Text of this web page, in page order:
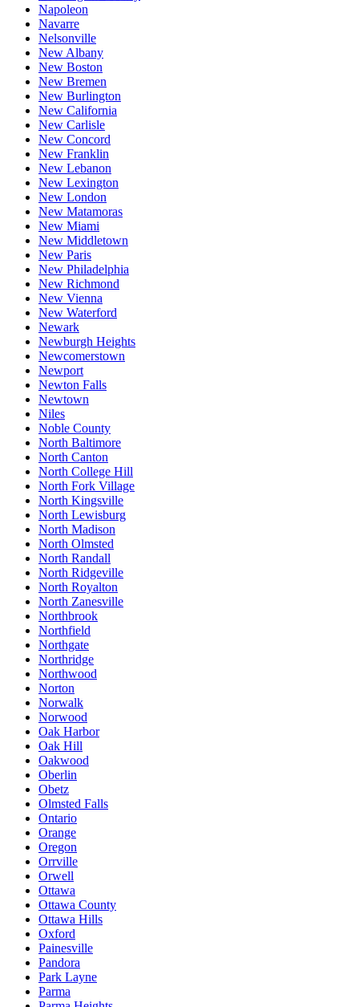
Napoleon
Navarre
Nelsonville
New Albany
New Boston
New Bremen
New Burlington
New California
New Carlisle
New Concord
New Franklin
New Lebanon
New Lexington
New London
New Matamoras
New Miami
New Middletown
New Paris
New Philadelphia
New Richmond
New Vienna
New Waterford
Newark
Newburgh Heights
Newcomerstown
Newport
Newton Falls
Newtown
Niles
Noble County
North Baltimore
North Canton
North College Hill
North Fork Village
North Kingsville
North Lewisburg
North Madison
North Olmsted
North Randall
North Ridgeville
North Royalton
North Zanesville
Northbrook
Northfield
Northgate
Northridge
Northwood
Norton
Norwalk
Norwood
Oak Harbor
Oak Hill
Oakwood
Oberlin
Obetz
Olmsted Falls
Ontario
Orange
Oregon
Orrville
Orwell
Ottawa
Ottawa County
Ottawa Hills
Oxford
Painesville
Pandora
Park Layne
Parma